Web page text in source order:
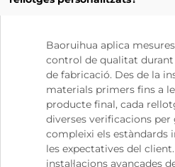
Baoruihua aplica
control de qualitat
de fabricació. Des de la
materials primers fins a
producte final, cada
diverses verificacions
compleixi els estàndards
les expectatives del
instal·lacions avançades